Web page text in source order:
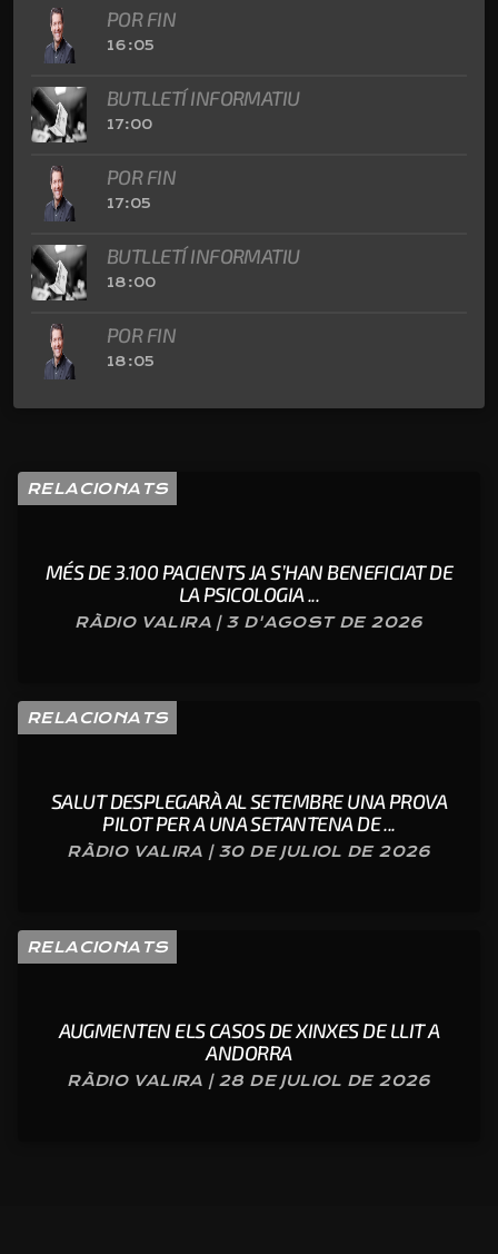
POR FIN
16:05
BUTLLETÍ INFORMATIU
17:00
POR FIN
17:05
BUTLLETÍ INFORMATIU
18:00
POR FIN
18:05
RELACIONATS
MÉS DE 3.100 PACIENTS JA S’HAN BENEFICIAT DE
LA PSICOLOGIA ...
RÀDIO VALIRA | 3 D'AGOST DE 2026
RELACIONATS
SALUT DESPLEGARÀ AL SETEMBRE UNA PROVA
PILOT PER A UNA SETANTENA DE ...
RÀDIO VALIRA | 30 DE JULIOL DE 2026
RELACIONATS
AUGMENTEN ELS CASOS DE XINXES DE LLIT A
ANDORRA
RÀDIO VALIRA | 28 DE JULIOL DE 2026